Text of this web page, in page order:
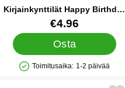
Kirjainkynttilät Happy Birthday
Kulta
Tuote.nro 84007
€4.96
Osta
Saatavuus: Varastossa
Toimitusaika: 1-2 päivää